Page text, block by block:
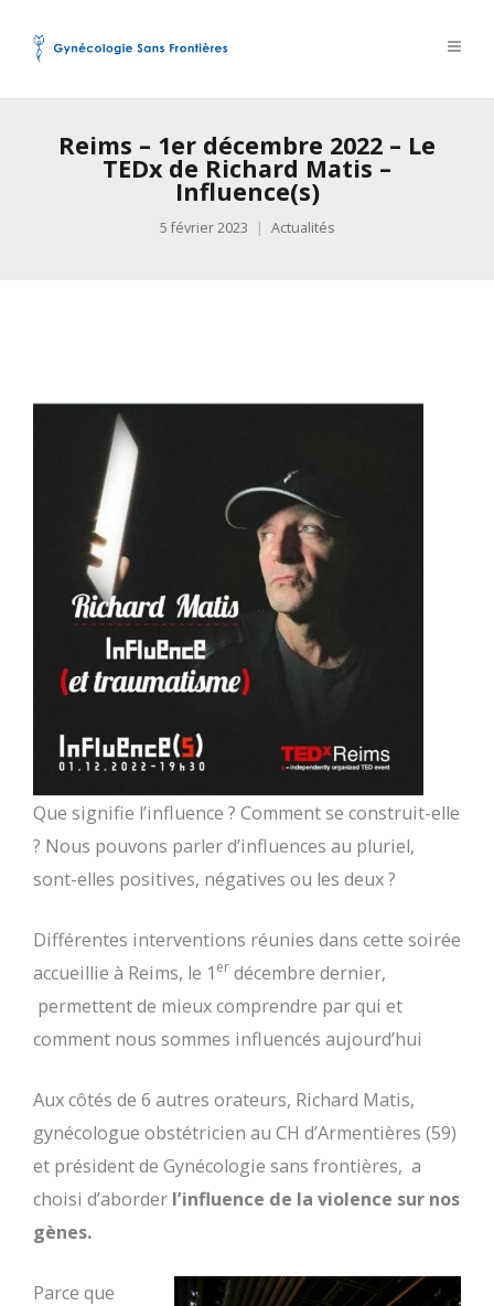
Reims – 1er décembre 2022 – Le
TEDx de Richard Matis –
Influence(s)
5 février 2023 Actualités
Que signifie l’influence ? Comment se construit-elle
? Nous pouvons parler d’influences au pluriel,
sont-elles positives, négatives ou les deux ?
Différentes interventions réunies dans cette soirée
accueillie à Reims, le 1 er décembre dernier,
permettent de mieux comprendre par qui et
comment nous sommes influencés aujourd’hui
Aux côtés de 6 autres orateurs, Richard Matis,
gynécologue obstétricien au CH d’Armentières (59)
et président de Gynécologie sans frontières, a
choisi d’aborder l’influence de la violence sur nos
gènes.
Parce que